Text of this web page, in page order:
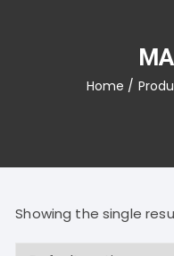
Home /
Showing the single